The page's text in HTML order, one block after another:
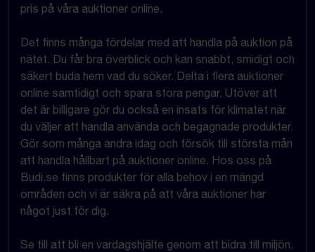
pris på våra auktioner online.
Det finns många fördelar med att handla på auktion på
nätet. Du får bra överblick och kan snabbt, smidigt och
säkert buda hem vad du söker. Delta i flera auktioner
online samtidigt och spara stora pengar. Utöver att
det är billigare gör du också en insats för klimatet när
du väljer att handla använda och begagnade produkter.
Gör som många andra idag och försök till största mån
att handla hållbart på auktioner online. Hos oss på
Budi.se finns produkter för alla behov i en mängd
områden och vi är säkra på att våra auktioner har
något just för dig.
Se till att bli en vardagshjälte genom att bidra till miljön,